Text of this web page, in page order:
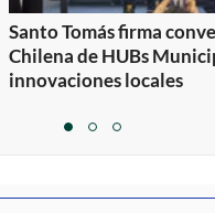
Santo Tomás firma
Chilena de HUBs
innovaciones locales
itemitemitem